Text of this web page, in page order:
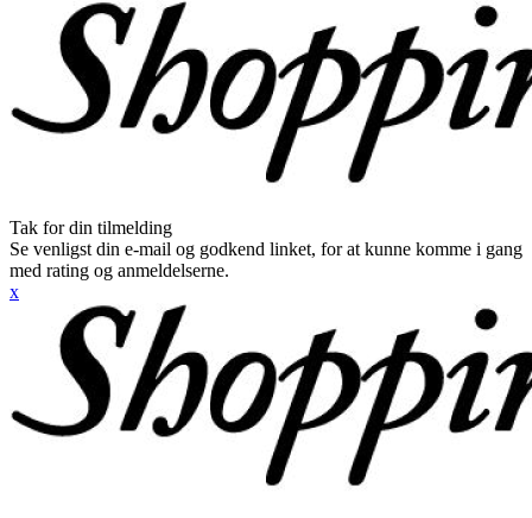
Tak for din tilmelding
Se venligst din e-mail og godkend linket, for at kunne komme i gang
med rating og anmeldelserne.
x